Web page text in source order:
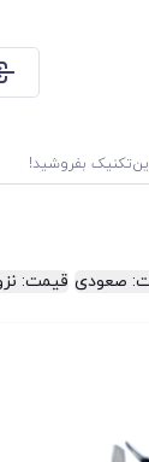
بفروشید!
صعودی قیمت: